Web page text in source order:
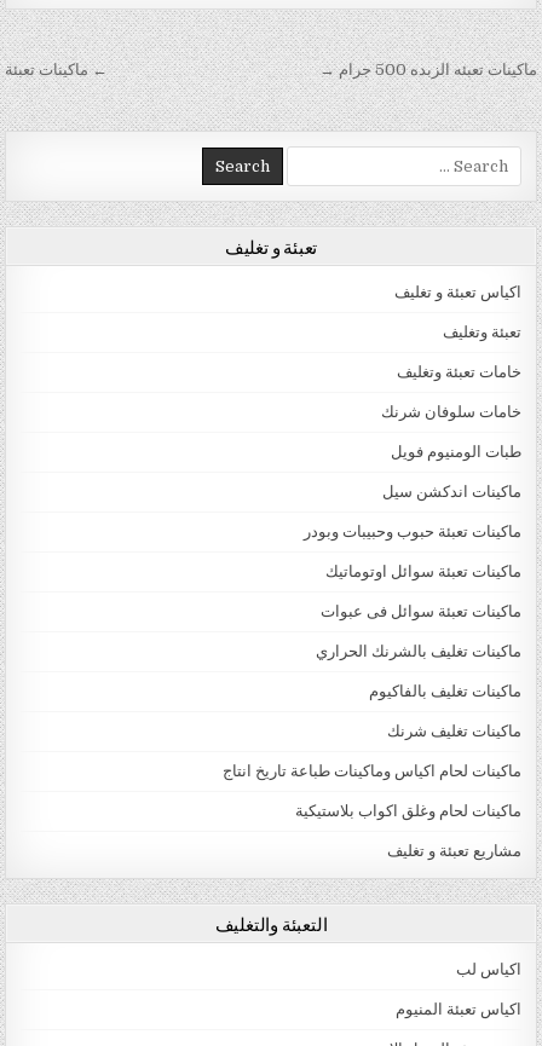
تصفّح المقالات ← ماكينات تعبئة ماكينات تعبئه الزبده 500 جرام →
Search for:
تعبئة و تغليف
اكياس تعبئة و تغليف
تعبئة وتغليف
خامات تعبئة وتغليف
خامات سلوفان شرنك
طبات الومنيوم فويل
ماكينات اندكشن سيل
ماكينات تعبئة حبوب وحبيبات وبودر
ماكينات تعبئة سوائل اوتوماتيك
ماكينات تعبئة سوائل فى عبوات
ماكينات تغليف بالشرنك الحراري
ماكينات تغليف بالفاكيوم
ماكينات تغليف شرنك
ماكينات لحام اكياس وماكينات طباعة تاريخ انتاج
ماكينات لحام وغلق اكواب بلاستيكية
مشاريع تعبئة و تغليف
التعبئة والتغليف
اكياس لب
اكياس تعبئة المنيوم